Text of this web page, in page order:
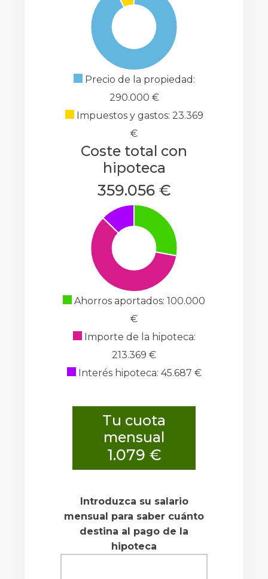
Precio de la propiedad:
290.000 €
Impuestos y gastos: 23.369
€
Coste total con
hipoteca
359.056 €
Ahorros aportados: 100.000
€
Importe de la hipoteca:
213.369 €
Interés hipoteca: 45.687 €
Tu cuota
mensual
1.079 €
Introduzca su salario
mensual para saber cuánto
destina al pago de la
hipoteca